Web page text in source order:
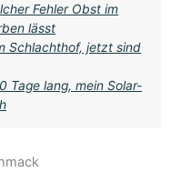
Fehler Obst im
lässt
Schlachthof, jetzt sind
Tage lang, mein Solar-